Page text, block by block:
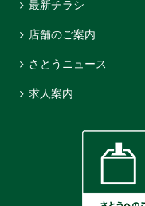
最新チラシ
店舗のご案内
さとうニュース
求人案内